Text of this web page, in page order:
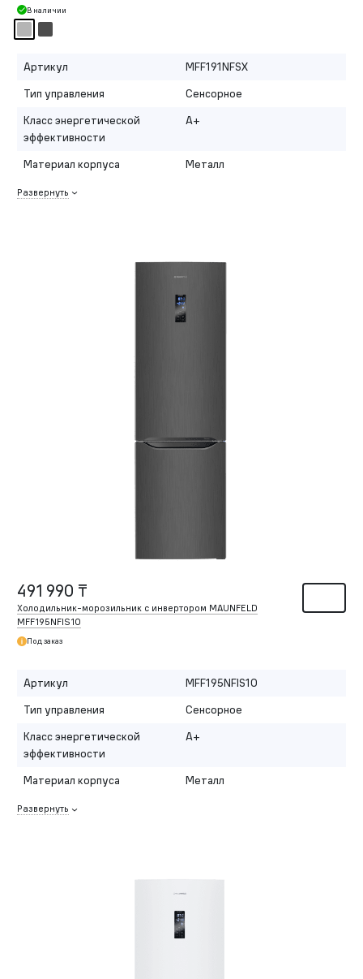
В наличии
Артикул
MFF191NFSX
Тип управления
Сенсорное
Класс энергетической
эффективности
A+
Материал корпуса Металл
Развернуть
491 990 ₸
Холодильник-морозильник с инвертором MAUNFELD
MFF195NFIS10
Под заказ
Артикул
MFF195NFIS10
Тип управления
Сенсорное
Класс энергетической
эффективности
A+
Материал корпуса Металл
Развернуть